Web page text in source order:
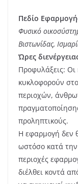
Πεδίο
Φυσικό
Βιστωνίδας,
Ώρες
Προφυλάξεις: Οι
κυκλοφορούν
περιοχών,
προληπτικούς.
Η εφαρμογή δεν
ωστόσο κατά την
περιοχές
διέλθει κοντά